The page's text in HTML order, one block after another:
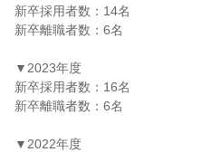
新卒採用者数：14名
新卒離職者数：6名
▼2023年度
新卒採用者数：16名
新卒離職者数：6名
▼2022年度